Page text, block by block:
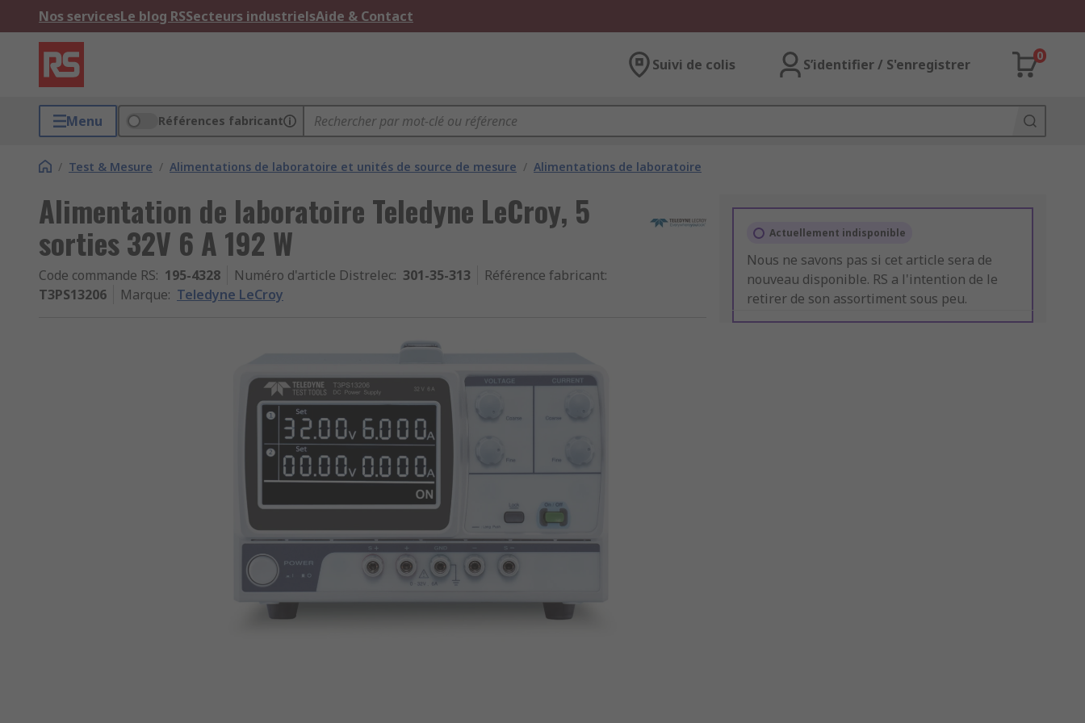
Nos servicesLe blog RSSecteurs industrielsAide & Contact
Suivi de colis S’identifier / S'enregistrer
0
Menu Références fabricant
/ Test & Mesure / Alimentations de laboratoire et unités de source de mesure / Alimentations de laboratoire
Alimentation de laboratoire Teledyne LeCroy, 5
sorties 32V 6 A 192 W
Code commande RS: 195-4328 Numéro d'article Distrelec: 301-35-313 Référence fabricant:
T3PS13206
Marque: Teledyne LeCroy
Actuellement indisponible
Nous ne savons pas si cet article sera de
nouveau disponible. RS a l'intention de le
retirer de son assortiment sous peu.